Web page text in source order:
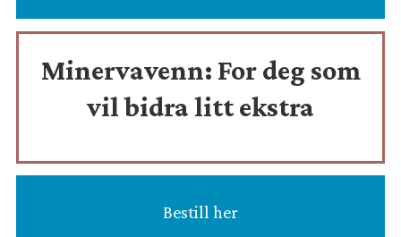
Minervavenn: For deg som
vil bidra litt ekstra
Bestill her